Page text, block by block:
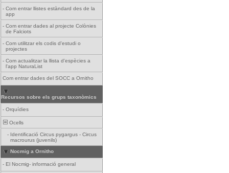
- Com entrar llistes estàndard des de la
app
- Com entrar dades al projecte Colònies
de Falciots
- Com utilitzar els codis d'estudi o
projectes
- Com actualitzar la llista d'espècies a
l'app NaturaList
Com entrar dades del SOCC a Ornitho
Recursos sobre els grups taxonòmics
- Orquídies
Ocells
- Identificació Circus pygargus - Circus
macrourus (juvenils)
Nocmig a Ornitho
- El Nocmig- informació general